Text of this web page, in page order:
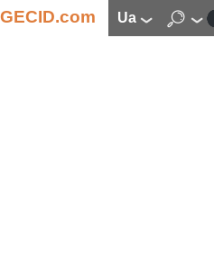
GECID.com ua